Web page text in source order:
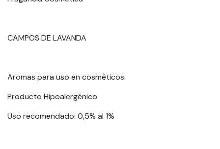
CAMPOS DE LAVANDA
Aromas para uso en cosméticos
Producto Hipoalergénico
Uso recomendado: 0,5% al 1%